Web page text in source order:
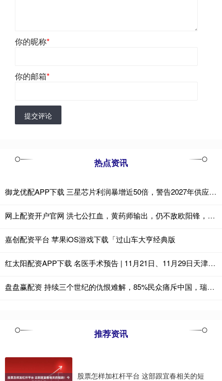
你的昵称*
你的邮箱*
提交评论
热点资讯
御龙优配APP下载 三星芯片利润暴增近50倍，警告2027年供应缺口将进一步扩大
网上配资开户官网 洪七公扛血，黄药师输出，仍不敌欧阳锋，为何欧阳锋还是败了？
嘉创配资平台 苹果iOS游戏下载「过山车大亨经典版
红太阳配资APP下载 名医手术预告 | 11月21日、11月29日天津肿瘤医院专家来院坐诊、手术指导
盘盘赢配资 持续三个世纪的仇恨难解，85%民众痛斥中国，瑞典为何如此反华？
推荐资讯
股票怎样加杠杆平台 这部跟宜春相关的短